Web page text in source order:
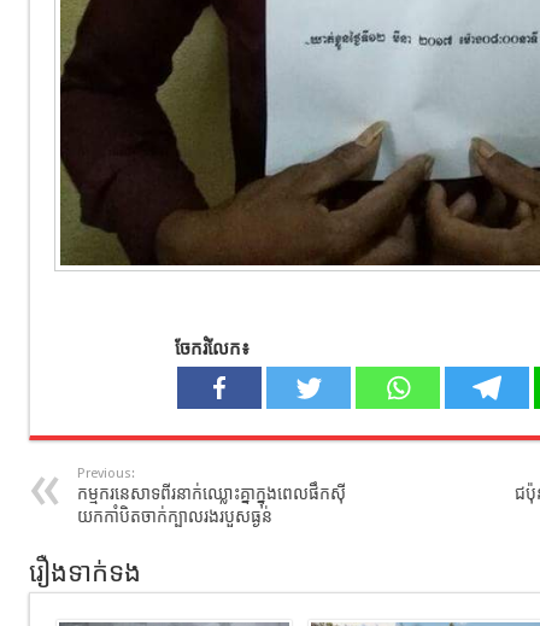
ចែករំលែក៖
Previous:
កម្មករនេសាទពីរនាក់ឈ្លោះគ្នាក្នុងពេលផឹកស៊ី
យកកាំបិតចាក់ក្បាលរង​របួសធ្ងន់
ជប៉ុ
រឿងទាក់ទង